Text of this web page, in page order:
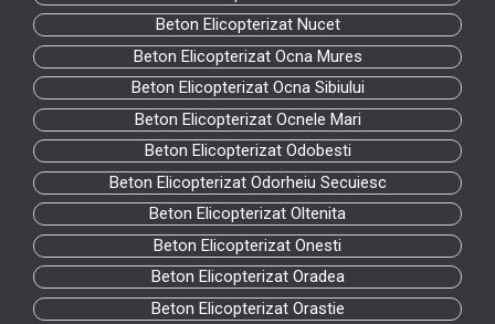
Beton Elicopterizat Nucet
Beton Elicopterizat Ocna Mures
Beton Elicopterizat Ocna Sibiului
Beton Elicopterizat Ocnele Mari
Beton Elicopterizat Odobesti
Beton Elicopterizat Odorheiu Secuiesc
Beton Elicopterizat Oltenita
Beton Elicopterizat Onesti
Beton Elicopterizat Oradea
Beton Elicopterizat Orastie